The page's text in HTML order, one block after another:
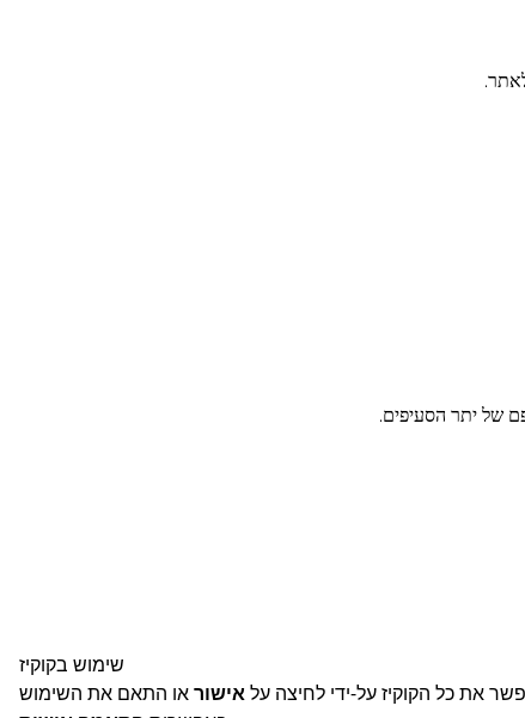
שימוש בקוקיז
את כל הקוקיז על-ידי לחיצה עלאישוראו התאם את השימוש